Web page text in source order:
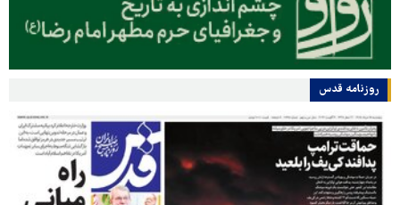
روزنامه قدس